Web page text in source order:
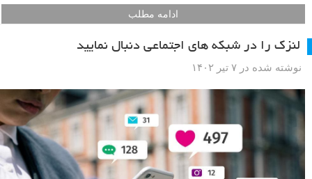
ادامه مطلب
لنزک را در شبکه های اجتماعی دنبال نمایید
نوشته شده در ۷ تیر ۱۴۰۲